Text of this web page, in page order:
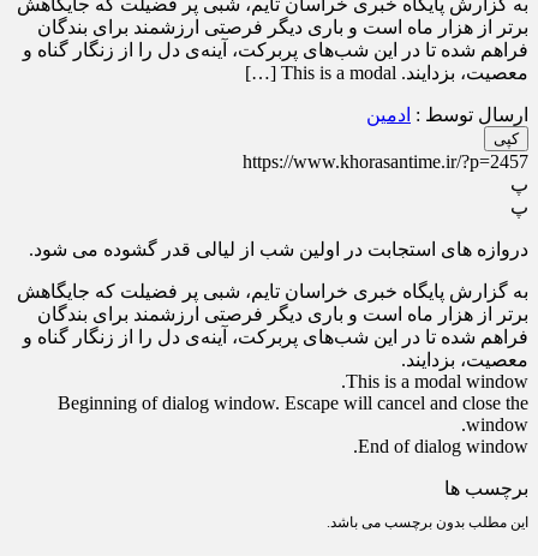
برتر از هزار ماه است و باری دیگر فرصتی ارزشمند برای بندگان
فراهم شده تا در این شب‌های پربرکت، آینه‌ی دل را از زنگار گناه و
معصیت، بزدایند. This is a modal […]
ارسال توسط : ادمین
کپی
https://www.khorasantime.ir/?p=2457
پ
پ
دروازه های استجابت در اولین شب از لیالی قدر گشوده می شود.
به گزارش پایگاه خبری خراسان تایم، شبی پر فضیلت که جایگاهش
برتر از هزار ماه است و باری دیگر فرصتی ارزشمند برای بندگان
فراهم شده تا در این شب‌های پربرکت، آینه‌ی دل را از زنگار گناه و
معصیت، بزدایند.
This is a modal window.
Beginning of dialog window. Escape will cancel and close the
window.
End of dialog window.
برچسب ها
این مطلب بدون برچسب می باشد.